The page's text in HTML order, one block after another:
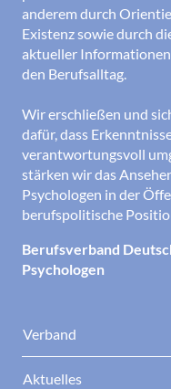
anderem durch
Existenz sowie durch
aktueller
den Berufsalltag.
Wir erschließen und
dafür, dass
verantwortungsvoll
stärken wir das
Psychologen in der
berufspolitische
Berufsverband
Psychologen
Verband
Aktuelles